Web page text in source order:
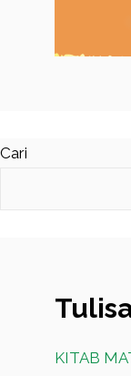
Cari
KITAB